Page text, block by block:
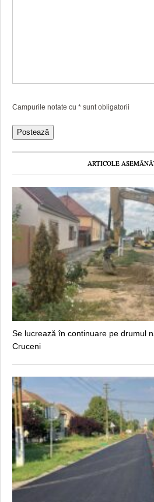
Campurile notate cu * sunt obligatorii
ARTICOLE
Se lucrează în continuare pe drumul
Cruceni